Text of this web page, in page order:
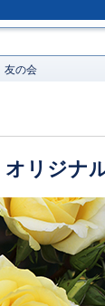
友の会
リジナ